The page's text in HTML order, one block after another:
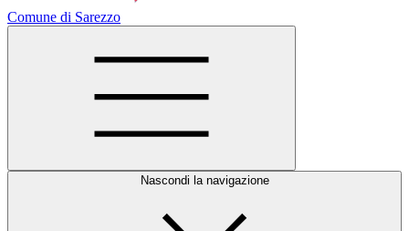
Comune di Sarezzo
Nascondi la navigazione